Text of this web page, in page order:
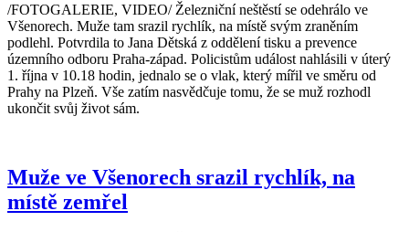
/FOTOGALERIE, VIDEO/ Železniční neštěstí se odehrálo ve
Všenorech. Muže tam srazil rychlík, na místě svým zraněním
podlehl. Potvrdila to Jana Dětská z oddělení tisku a prevence
územního odboru Praha-západ. Policistům událost nahlásili v úterý
1. října v 10.18 hodin, jednalo se o vlak, který mířil ve směru od
Prahy na Plzeň. Vše zatím nasvědčuje tomu, že se muž rozhodl
ukončit svůj život sám.
Muže ve Všenorech srazil rychlík, na
místě zemřel